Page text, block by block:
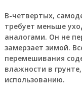
В-четвертых,
требует меньше
аналогами. Он не
замерзает зимой.
перемешивания
влажности в
использованию.